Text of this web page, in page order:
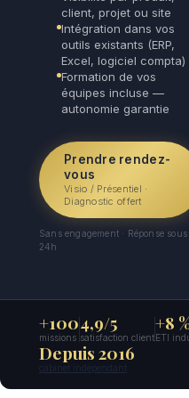
client, projet ou site
Intégration dans vos
outils existants (ERP,
Excel, logiciel compta)
Formation de vos
équipes incluse —
autonomie garantie
Prendre rendez-
vous
Visio / Présentiel ·
Diagnostic offert
Sans engagement · Réponse sous
24h
+100
missions
4,9/5
satisfaction client
+8
ETI
Depuis 2016
cabinet indépendant